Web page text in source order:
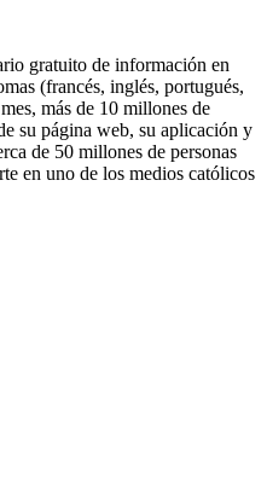
gratuito de información en
(francés, inglés, portugués,
más de 10 millones de
su página web, su aplicación y
de 50 millones de personas
en uno de los medios católicos